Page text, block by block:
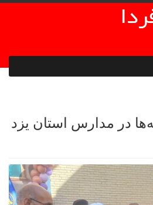
در مدارس استان یزد